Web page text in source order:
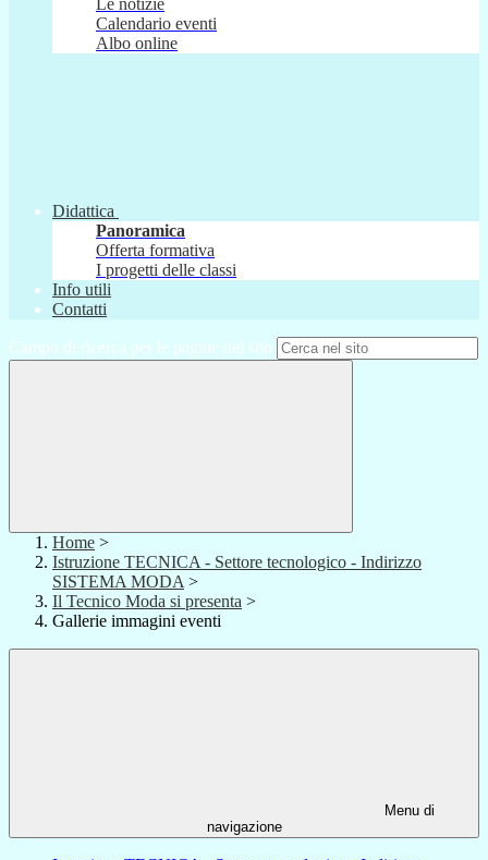
Le notizie
Calendario eventi
Albo online
Didattica
Panoramica
Offerta formativa
I progetti delle classi
Info utili
Contatti
Campo di ricerca per le pagine del sito
Home >
Istruzione TECNICA - Settore tecnologico - Indirizzo
SISTEMA MODA >
Il Tecnico Moda si presenta >
Gallerie immagini eventi
Menu di
navigazione